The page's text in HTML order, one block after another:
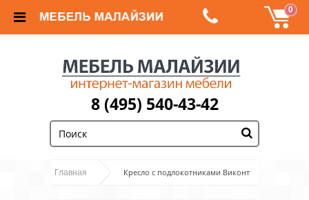
0
8 (495) 540-43-42
Главная Кресло с подлокотниками Виконт